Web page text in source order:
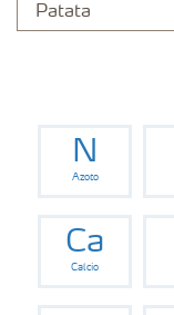
Concimi
Fertirrigazione
NPK
N
Azoto
Ca
Calcio